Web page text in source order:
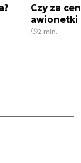
Czy za
awionetki
2 min.